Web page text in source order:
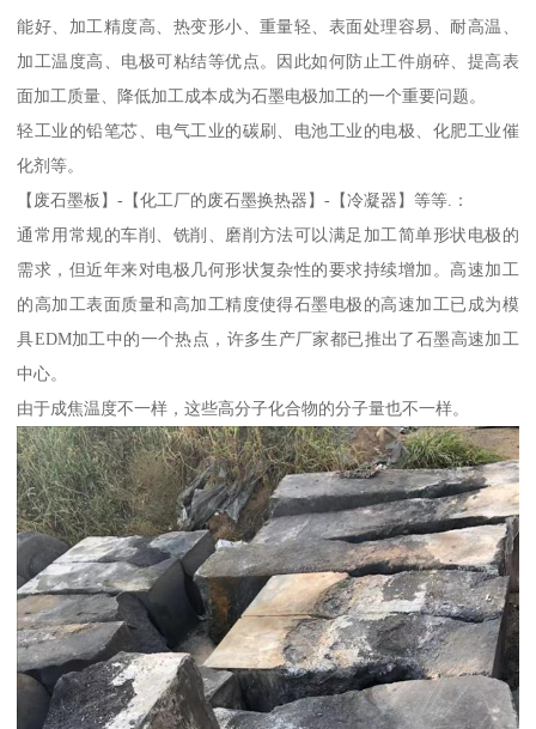
能好、加工精度高、热变形小、重量轻、表面处理容易、耐高温、
加工温度高、电极可粘结等优点。因此如何防止工件崩碎、提高表
面加工质量、降低加工成本成为石墨电极加工的一个重要问题。
轻工业的铅笔芯、电气工业的碳刷、电池工业的电极、化肥工业催
化剂等。
【废石墨板】-【化工厂的废石墨换热器】-【冷凝器】等等.：
通常用常规的车削、铣削、磨削方法可以满足加工简单形状电极的
需求，但近年来对电极几何形状复杂性的要求持续增加。高速加工
的高加工表面质量和高加工精度使得石墨电极的高速加工已成为模
具EDM加工中的一个热点，许多生产厂家都已推出了石墨高速加工
中心。
由于成焦温度不一样，这些高分子化合物的分子量也不一样。